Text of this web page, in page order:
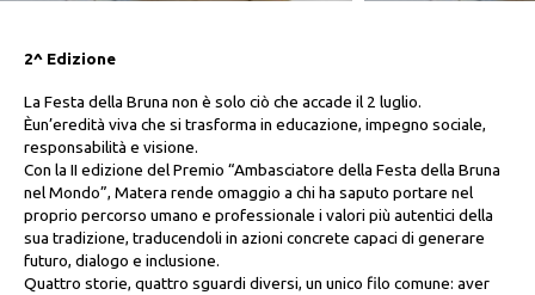
2^ Edizione
La Festa della Bruna non è solo ciò che accade il 2 luglio.
Èun’eredità viva che si trasforma in educazione, impegno sociale,
responsabilità e visione.
Con la II edizione del Premio “Ambasciatore della Festa della Bruna
nel Mondo”, Matera rende omaggio a chi ha saputo portare nel
proprio percorso umano e professionale i valori più autentici della
sua tradizione, traducendoli in azioni concrete capaci di generare
futuro, dialogo e inclusione.
Quattro storie, quattro sguardi diversi, un unico filo comune: aver